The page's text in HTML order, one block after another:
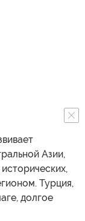
Азии,
Турция,
долгое